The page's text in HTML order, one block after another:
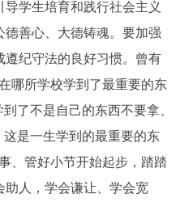
学生培育和践行社会主义
善心、大德铸魂。要加强
纪守法的良好习惯。曾有
哪所学校学到了最重要的东
了不是自己的东西不要拿、
是一生学到的最重要的东
、管好小节开始起步，踏踏
助人，学会谦让、学会宽